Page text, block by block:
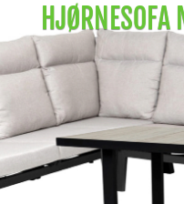
HJØRNESOFA